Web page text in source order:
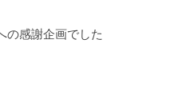
の感謝企画でした